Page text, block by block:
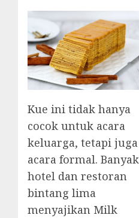
Kue ini tidak hanya
cocok untuk acara
keluarga, tetapi juga
acara formal. Banyak
hotel dan restoran
bintang lima
menyajikan Milk